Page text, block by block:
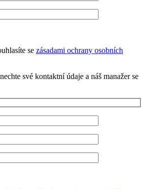
se zásadami ochrany osobních
své kontaktní údaje a náš manažer se